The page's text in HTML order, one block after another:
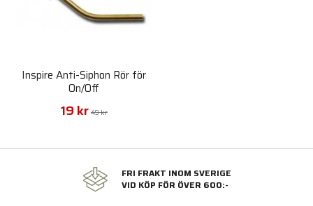
Inspire Anti-Siphon Rör för
On/Off
19 kr 49 kr
FRI FRAKT INOM SVERIGE
VID KÖP FÖR ÖVER 600:-